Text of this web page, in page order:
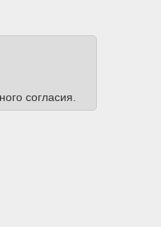
согласия.